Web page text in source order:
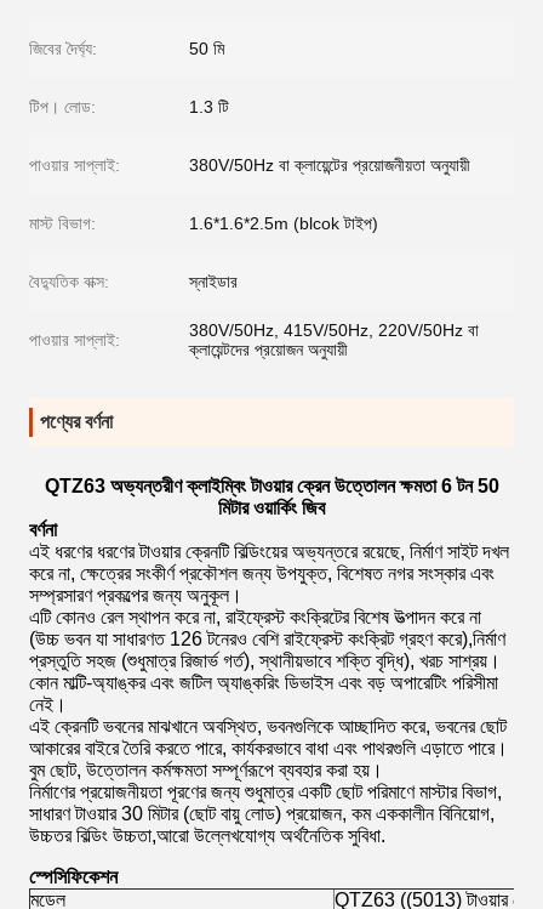
জিবের দৈর্ঘ্য: 50 মি
টিপ। লোড: 1.3 টি
পাওয়ার সাপ্লাই: 380V/50Hz বা ক্লায়েন্টের প্রয়োজনীয়তা অনুযায়ী
মাস্ট বিভাগ: 1.6*1.6*2.5m (blcok টাইপ)
বৈদ্যুতিক বাক্স: স্নাইডার
পাওয়ার সাপ্লাই:
380V/50Hz, 415V/50Hz, 220V/50Hz বা
ক্লায়েন্টদের প্রয়োজন অনুযায়ী
পণ্যের বর্ণনা
QTZ63 অভ্যন্তরীণ ক্লাইম্বিং টাওয়ার ক্রেন উত্তোলন ক্ষমতা 6 টন 50
মিটার ওয়ার্কিং জিব
বর্ণনা
এই ধরণের ধরণের টাওয়ার ক্রেনটি বিল্ডিংয়ের অভ্যন্তরে রয়েছে, নির্মাণ সাইট দখল
করে না, ক্ষেত্রের সংকীর্ণ প্রকৌশল জন্য উপযুক্ত, বিশেষত নগর সংস্কার এবং
সম্প্রসারণ প্রকল্পের জন্য অনুকূল।
এটি কোনও রেল স্থাপন করে না, রাইফ্রেস্ট কংক্রিটের বিশেষ উত্পাদন করে না
(উচ্চ ভবন যা সাধারণত 126 টনেরও বেশি রাইফ্রেস্ট কংক্রিট গ্রহণ করে),নির্মাণ
প্রস্তুতি সহজ (শুধুমাত্র রিজার্ভ গর্ত), স্থানীয়ভাবে শক্তি বৃদ্ধি), খরচ সাশ্রয়।
কোন মাল্টি-অ্যাঙ্কর এবং জটিল অ্যাঙ্করিং ডিভাইস এবং বড় অপারেটিং পরিসীমা
নেই।
এই ক্রেনটি ভবনের মাঝখানে অবস্থিত, ভবনগুলিকে আচ্ছাদিত করে, ভবনের ছোট
আকারের বাইরে তৈরি করতে পারে, কার্যকরভাবে বাধা এবং পাথরগুলি এড়াতে পারে।
বুম ছোট, উত্তোলন কর্মক্ষমতা সম্পূর্ণরূপে ব্যবহার করা হয়।
নির্মাণের প্রয়োজনীয়তা পূরণের জন্য শুধুমাত্র একটি ছোট পরিমাণে মাস্টার বিভাগ,
সাধারণ টাওয়ার 30 মিটার (ছোট বায়ু লোড) প্রয়োজন, কম এককালীন বিনিয়োগ,
উচ্চতর বিল্ডিং উচ্চতা,আরো উল্লেখযোগ্য অর্থনৈতিক সুবিধা.
স্পেসিফিকেশন
মডেল
QTZ63 ((5013) টাওয়ার